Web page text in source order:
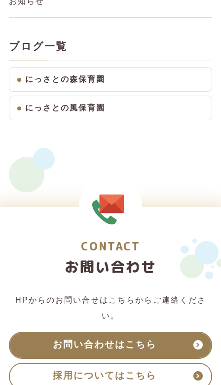
ブログ一覧
にっさとの森保育園
にっさとの風保育園
CONTACT
お問い合わせ
HPからのお問い合せはこちらからご連絡くださ
い。
お問い合わせはこちら
採用についてはこちら